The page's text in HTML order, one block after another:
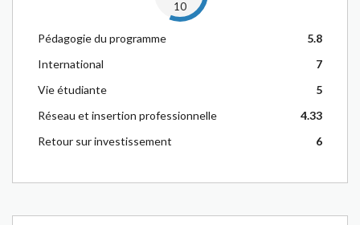
10
Pédagogie du programme
5.8
International
7
Vie étudiante
5
Réseau et insertion professionnelle
4.33
Retour sur investissement
6